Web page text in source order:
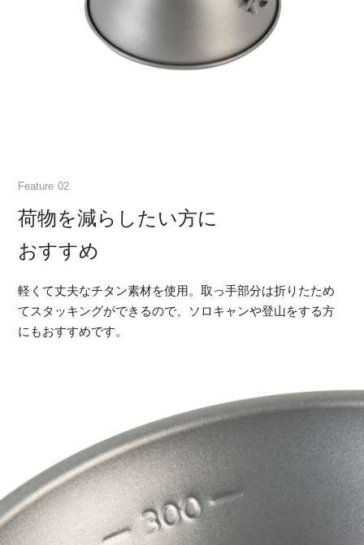
Feature
荷物を減らしたい方に
おすすめ
軽くて丈夫なチタン素材を使用。取っ手部分は折りたため
てスタッキングができるので、ソロキャンや登山をする方
にもおすすめです。